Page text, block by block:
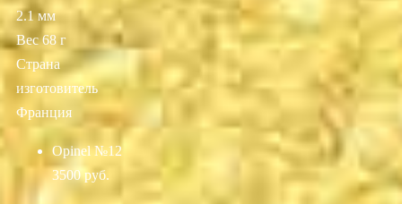
2.1 мм
Вес 68 г
Страна
изготовитель
Франция
Opinel №12
3500 руб.